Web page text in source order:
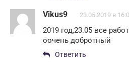
Vikus9 23.05.2019 в
2019 год,23.05 все
оочень добротный
Ответить